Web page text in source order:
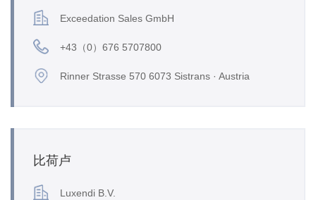
Exceedation Sales GmbH
+43（0）676 5707800
Rinner Strasse 570 6073 Sistrans · Austria
比荷卢
Luxendi B.V.